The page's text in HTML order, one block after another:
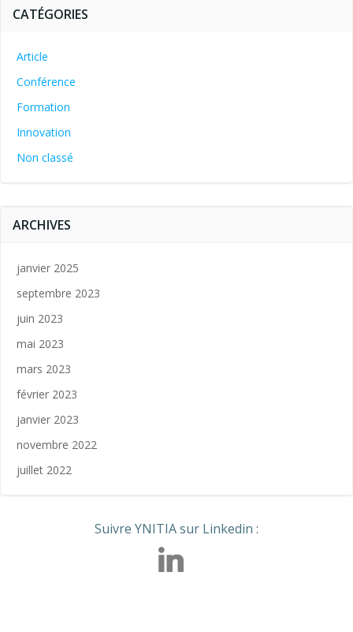
CATÉGORIES
Article
Conférence
Formation
Innovation
Non classé
ARCHIVES
janvier 2025
septembre 2023
juin 2023
mai 2023
mars 2023
février 2023
janvier 2023
novembre 2022
juillet 2022
Suivre YNITIA sur Linkedin :